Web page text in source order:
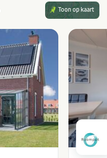
Toon op kaart